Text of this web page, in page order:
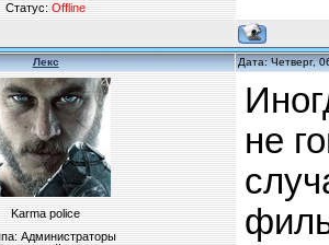
Статус:Offline
Лекс Дата: Четверг,
Karma police
Администраторы
не